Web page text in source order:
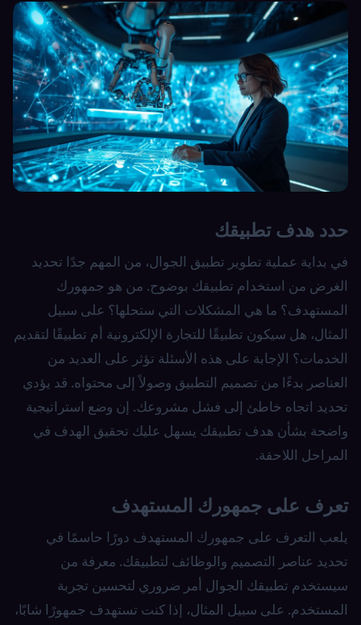
حدد هدف تطبيقك
في بداية عملية تطوير تطبيق الجوال، من المهم جدًا تحديد
الغرض من استخدام تطبيقك بوضوح. من هو جمهورك
المستهدف؟ ما هي المشكلات التي ستحلها؟ على سبيل
المثال، هل سيكون تطبيقًا للتجارة الإلكترونية أم تطبيقًا لتقديم
الخدمات؟ الإجابة على هذه الأسئلة تؤثر على العديد من
العناصر بدءًا من تصميم التطبيق وصولاً إلى محتواه. قد يؤدي
تحديد اتجاه خاطئ إلى فشل مشروعك. إن وضع استراتيجية
واضحة بشأن هدف تطبيقك يسهل عليك تحقيق الهدف في
المراحل اللاحقة.
تعرف على جمهورك المستهدف
يلعب التعرف على جمهورك المستهدف دورًا حاسمًا في
تحديد عناصر التصميم والوظائف لتطبيقك. معرفة من
سيستخدم تطبيقك الجوال أمر ضروري لتحسين تجربة
المستخدم. على سبيل المثال، إذا كنت تستهدف جمهورًا شابًا،